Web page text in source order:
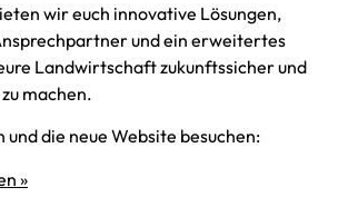
hwo/)
über das Meisterprüfungsberufsbild
Prüfungsanforderungen in den Teilen I
Handwerk
landmmechmstrv/
wir euch innovative Lösungen,
und ein erweitertes
Landwirtschaft zukunftssicher und
machen.
die neue Website besuchen:
»